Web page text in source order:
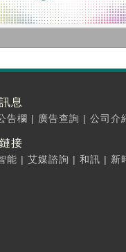
息
告欄 | 廣告查詢 | 公司介
接
能 | 艾媒諮詢 | 和訊 | 新